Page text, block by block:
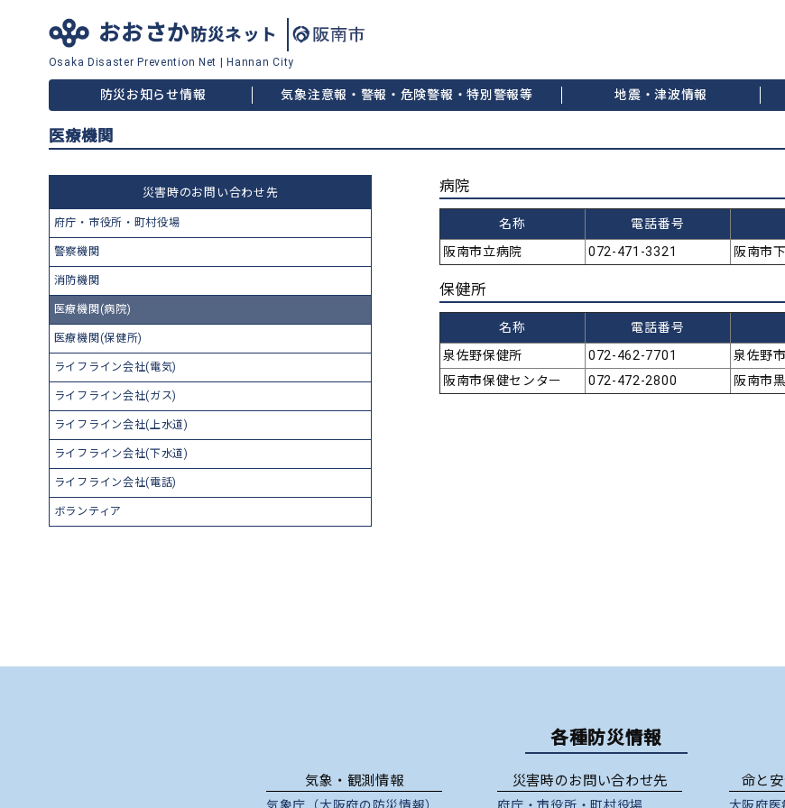
おおさか防災ネット
Osaka Disaster Prevention Net Hannan City
防災お知らせ情報 気象注意報・警報・危険警報・特別警報等 地震・津波情報
医療機関
災害時のお問い合わせ先
府庁・市役所・町村役場
警察機関
消防機関
医療機関(病院)
医療機関(保健所)
ライフライン会社(電気)
ライフライン会社(ガス)
ライフライン会社(上水道)
ライフライン会社(下水道)
ライフライン会社(電話)
ボランティア
病院
名称 電話番号
阪南市立病院
072-471-3321 阪南市
保健所
名称 電話番号
泉佐野保健所
072-462-7701
泉佐野
阪南市保健センター
072-472-2800 阪南市
各種防災情報
気象・観測情報
気象庁（大阪府の防災情報）
災害時のお問い合わせ先
府庁 ・市役所 ・町村役場
命と
大阪府